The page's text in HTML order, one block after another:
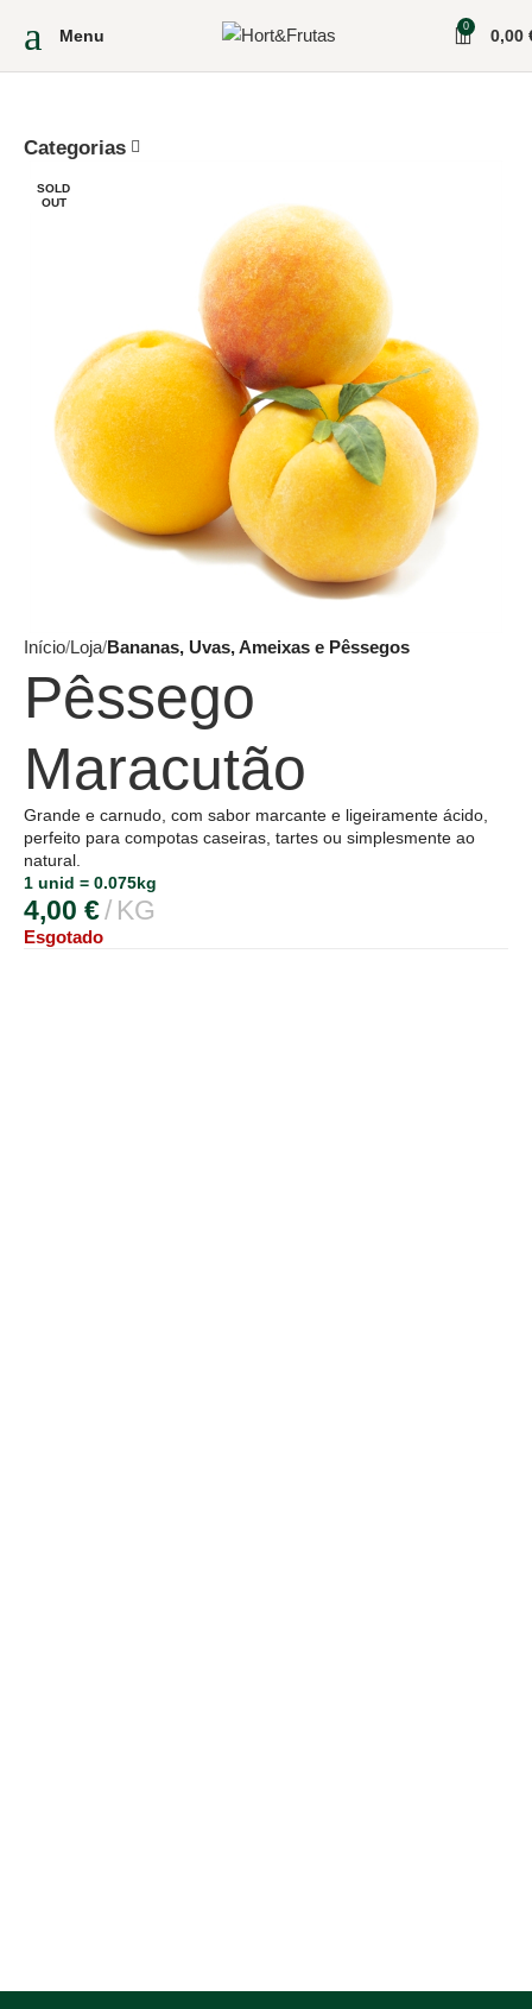
Menu 0 0,00
Categorias
SOLD
OUT
Início Loja Bananas, Uvas, Ameixas e Pêssegos
Pêssego
Maracutão
Grande e carnudo, com sabor marcante e ligeiramente ácido,
perfeito para compotas caseiras, tartes ou simplesmente ao
natural.
1 unid = 0.075kg
4,00 € KG
Esgotado